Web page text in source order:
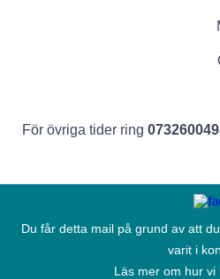
För övriga tider ring
Du får detta mail på grund av att
varit i
Läs mer om hur